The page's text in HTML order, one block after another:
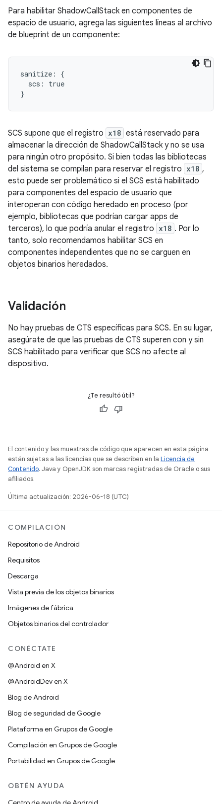
Para habilitar ShadowCallStack en componentes de
espacio de usuario, agrega las siguientes líneas al archivo
de blueprint de un componente:
sanitize: {
  scs: true
SCS supone que el registro x18 está reservado para
almacenar la dirección de ShadowCallStack y no se usa
para ningún otro propósito. Si bien todas las bibliotecas
del sistema se compilan para reservar el registro x18 ,
esto puede ser problemático si el SCS está habilitado
para componentes del espacio de usuario que
interoperan con código heredado en proceso (por
ejemplo, bibliotecas que podrían cargar apps de
terceros), lo que podría anular el registro x18 . Por lo
tanto, solo recomendamos habilitar SCS en
componentes independientes que no se carguen en
objetos binarios heredados.
Validación
No hay pruebas de CTS específicas para SCS. En su lugar,
asegúrate de que las pruebas de CTS superen con y sin
SCS habilitado para verificar que SCS no afecte al
dispositivo.
¿Te resultó útil?
El contenido y las muestras de código que aparecen en esta página
están sujetas a las licencias que se describen en la Licencia de
Contenido. Java y OpenJDK son marcas registradas de Oracle o sus
afiliados.
Última actualización: 2026-06-18 (UTC)
COMPILACIÓN
Repositorio de Android
Requisitos
Descarga
Vista previa de los objetos binarios
Imágenes de fábrica
Objetos binarios del controlador
CONÉCTATE
@Android en X
@AndroidDev en X
Blog de Android
Blog de seguridad de Google
Plataforma en Grupos de Google
Compilación en Grupos de Google
Portabilidad en Grupos de Google
OBTÉN AYUDA